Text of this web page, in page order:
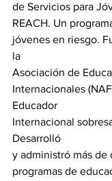
de Servicios para
REACH. Un
jóvenes en riesgo.
la
Asociación de
Internacionales
Educador
Internacional
Desarrolló
y administró más de
programas de